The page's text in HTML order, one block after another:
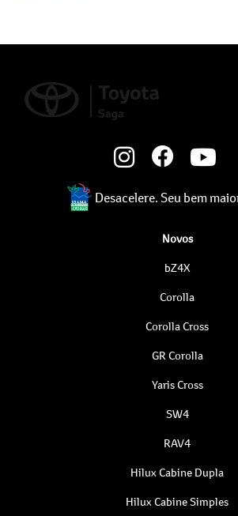
Desacelere. Seu bem
Novos
bZ4X
Corolla
Corolla Cross
GR Corolla
Yaris Cross
SW4
RAV4
Hilux Cabine Dupla
Hilux Cabine Simples